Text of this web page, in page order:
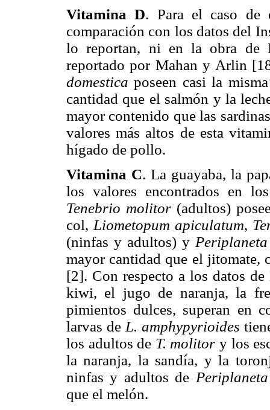
Vitamina D. Para el caso de
comparación con los datos del
lo reportan, ni en la obra de
reportado por Mahan y Arlin
domestica poseen casi la
cantidad que el salmón y la
mayor contenido que las
valores más altos de esta
hígado de pollo.
Vitamina C. La guayaba, la
los valores encontrados en
Tenebrio molitor(adultos)
col, Liometopum apiculatum,
(ninfas y adultos) y
mayor cantidad que el jitomate,
[2]. Con respecto a los datos
kiwi, el jugo de naranja, la
pimientos dulces, superan en
larvas de L. amphypyrioides
los adultos de T. molitor y los
la naranja, la sandía, y la
ninfas y adultos de
que el melón.